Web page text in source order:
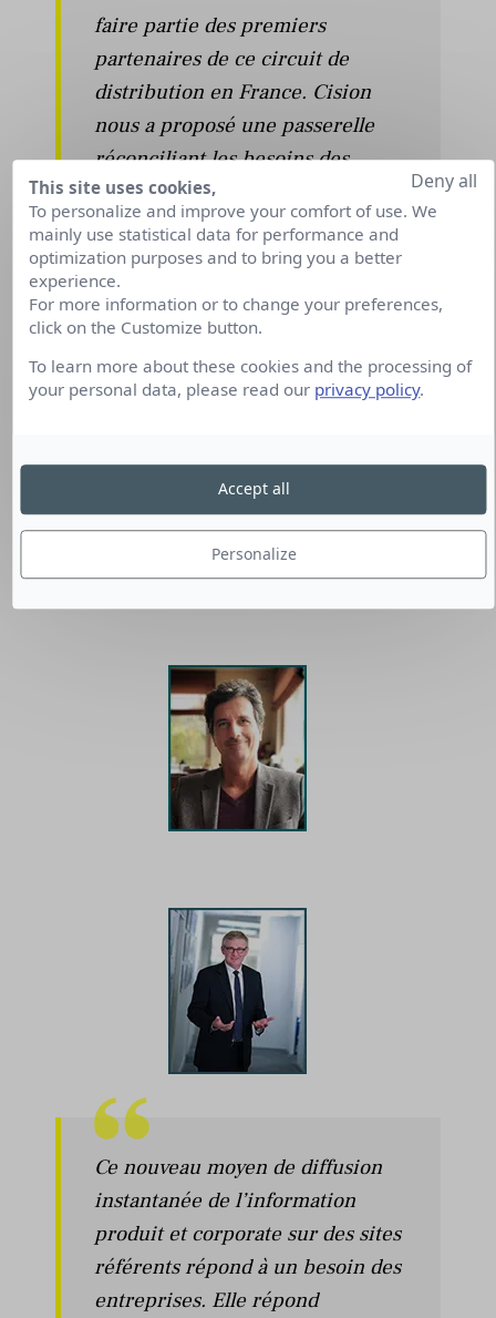
faire partie des premiers
partenaires de ce circuit de
distribution en France. Cision
nous a proposé une passerelle
réconciliant les besoins des
médias, des annonceurs, tout en
satisfaisant notre public. C’est le
type de partenariat qui va nous
permettre d’investir toujours plus
dans l’information de qualité qui
est dans l’ADN de en tant que
média français majeur de
Valéry Sourieau, Directeur
Commercial et Digital Groupe
Challenges
Ce nouveau moyen de diffusion
instantanée de l’information
produit et corporate sur des sites
référents répond à un besoin des
entreprises. Elle répond
This site uses cookies,
To personalize and improve your comfort of use. We
mainly use statistical data for performance and
optimization purposes and to bring you a better
experience.
For more information or to change your preferences,
click on the Customize button.
To learn more about these cookies and the processing of
your personal data, please read our privacy policy.
Personalize
Deny all
Accept all